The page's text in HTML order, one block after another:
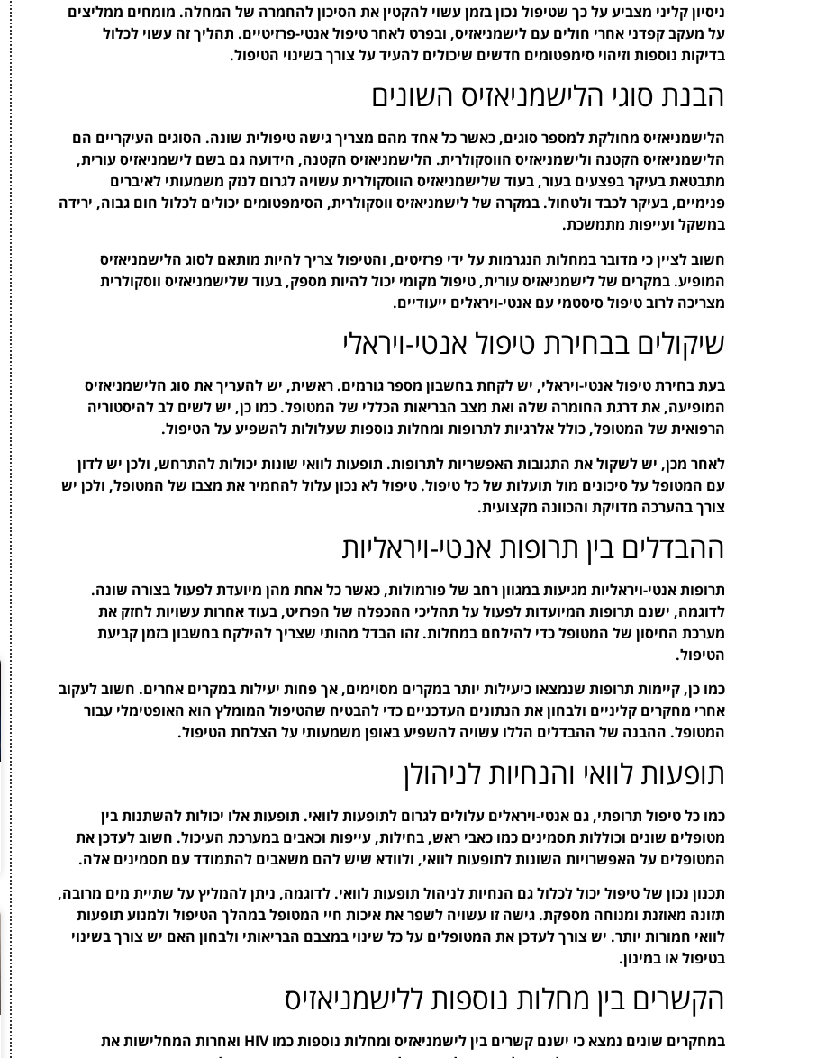
ניסיון קליני מצביע על כך שטיפול נכון בזמן עשוי להקטין את הסיכון להחמרה של המחלה. מומחים ממליצים
על מעקב קפדני אחרי חולים עם לישמניאזיס, ובפרט לאחר טיפול אנטי-פרזיטיים. תהליך זה עשוי לכלול
בדיקות נוספות וזיהוי סימפטומים חדשים שיכולים להעיד על צורך בשינוי הטיפול.
הבנת סוגי הלישמניאזיס השונים
הלישמניאזיס מחולקת למספר סוגים, כאשר כל אחד מהם מצריך גישה טיפולית שונה. הסוגים העיקריים הם
הלישמניאזיס הקטנה ולישמניאזיס הווסקולרית. הלישמניאזיס הקטנה, הידועה גם בשם לישמניאזיס עורית,
מתבטאת בעיקר בפצעים בעור, בעוד שלישמניאזיס הווסקולרית עשויה לגרום לנזק משמעותי לאיברים
פנימיים, בעיקר לכבד ולטחול. במקרה של לישמניאזיס ווסקולרית, הסימפטומים יכולים לכלול חום גבוה, ירידה
במשקל ועייפות מתמשכת.
חשוב לציין כי מדובר במחלות הנגרמות על ידי פרזיטים, והטיפול צריך להיות מותאם לסוג הלישמניאזיס
המופיע. במקרים של לישמניאזיס עורית, טיפול מקומי יכול להיות מספק, בעוד שלישמניאזיס ווסקולרית
מצריכה לרוב טיפול סיסטמי עם אנטי-ויראלים ייעודיים.
שיקולים בבחירת טיפול אנטי-ויראלי
בעת בחירת טיפול אנטי-ויראלי, יש לקחת בחשבון מספר גורמים. ראשית, יש להעריך את סוג הלישמניאזיס
המופיעה, את דרגת החומרה שלה ואת מצב הבריאות הכללי של המטופל. כמו כן, יש לשים לב להיסטוריה
הרפואית של המטופל, כולל אלרגיות לתרופות ומחלות נוספות שעלולות להשפיע על הטיפול.
לאחר מכן, יש לשקול את התגובות האפשריות לתרופות. תופעות לוואי שונות יכולות להתרחש, ולכן יש לדון
עם המטופל על סיכונים מול תועלות של כל טיפול. טיפול לא נכון עלול להחמיר את מצבו של המטופל, ולכן יש
צורך בהערכה מדויקת והכוונה מקצועית.
ההבדלים בין תרופות אנטי-ויראליות
תרופות אנטי-ויראליות מגיעות במגוון רחב של פורמולות, כאשר כל אחת מהן מיועדת לפעול בצורה שונה.
לדוגמה, ישנם תרופות המיועדות לפעול על תהליכי ההכפלה של הפרזיט, בעוד אחרות עשויות לחזק את
מערכת החיסון של המטופל כדי להילחם במחלות. זהו הבדל מהותי שצריך להילקח בחשבון בזמן קביעת
הטיפול.
כמו כן, קיימות תרופות שנמצאו כיעילות יותר במקרים מסוימים, אך פחות יעילות במקרים אחרים. חשוב לעקוב
אחרי מחקרים קליניים ולבחון את הנתונים העדכניים כדי להבטיח שהטיפול המומלץ הוא האופטימלי עבור
המטופל. ההבנה של ההבדלים הללו עשויה להשפיע באופן משמעותי על הצלחת הטיפול.
תופעות לוואי והנחיות לניהולן
כמו כל טיפול תרופתי, גם אנטי-ויראלים עלולים לגרום לתופעות לוואי. תופעות אלו יכולות להשתנות בין
מטופלים שונים וכוללות תסמינים כמו כאבי ראש, בחילות, עייפות וכאבים במערכת העיכול. חשוב לעדכן את
המטופלים על האפשרויות השונות לתופעות לוואי, ולוודא שיש להם משאבים להתמודד עם תסמינים אלה.
תכנון נכון של טיפול יכול לכלול גם הנחיות לניהול תופעות לוואי. לדוגמה, ניתן להמליץ על שתיית מים מרובה,
תזונה מאוזנת ומנוחה מספקת. גישה זו עשויה לשפר את איכות חיי המטופל במהלך הטיפול ולמנוע תופעות
לוואי חמורות יותר. יש צורך לעדכן את המטופלים על כל שינוי במצבם הבריאותי ולבחון האם יש צורך בשינוי
בטיפול או במינון.
הקשרים בין מחלות נוספות ללישמניאזיס
במחקרים שונים נמצא כי ישנם קשרים בין לישמניאזיס ומחלות נוספות כמו HIV ואחרות המחלישות את